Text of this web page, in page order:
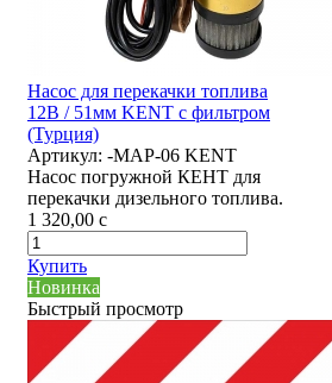
Насос для перекачки топлива
12В / 51мм KENT с фильтром
(Турция)
Артикул: -MAP-06 KENT
Насос погружной КЕНТ для
перекачки дизельного топлива.
1 320,00 c
Купить
Новинка
Быстрый просмотр